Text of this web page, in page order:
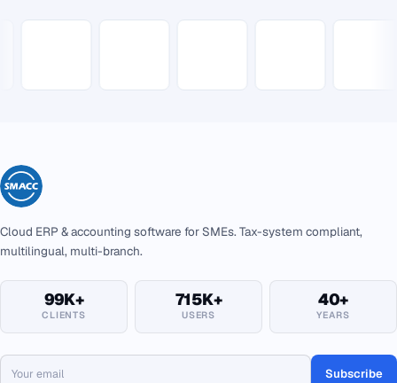
Cloud ERP & accounting software for SMEs. Tax-system compliant,
multilingual, multi-branch.
99K+
CLIENTS
715K+
USERS
40+
YEARS
Subscribe